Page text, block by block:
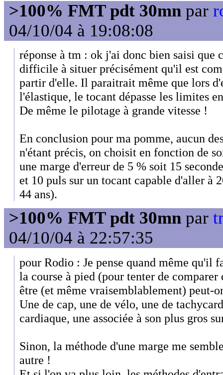
>100% FMT pdt 30mn par
04/10/04 à 19:08:08
réponse à tm : ok j'ai donc bien saisi que
difficile à situer précisément qu'il est
partir d'elle. Il paraitrait même que lors
l'élastique, le tocant dépasse les limites
De même le pilotage à grande vitesse !
En conclusion pour ma pomme, aucun
n'étant précis, on choisit en fonction de
une marge d'erreur de 5 % soit 15
et 10 puls sur un tocant capable d'aller à
44 ans).
>100% FMT pdt 30mn par
04/10/04 à 22:57:35
pour Rodio : Je pense quand même qu'il
la course à pied (pour tenter de
être (et même vraisemblablement) peut-
Une de cap, une de vélo, une de
cardiaque, une associée à son plus gros
Sinon, la méthode d'une marge me
autre !